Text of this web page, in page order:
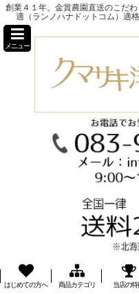
創業４１年。金賞農園直送のこだ
適（ランノハナドットコム）適
メニュー
はじめての方へ 商品カテゴリ 当店の特